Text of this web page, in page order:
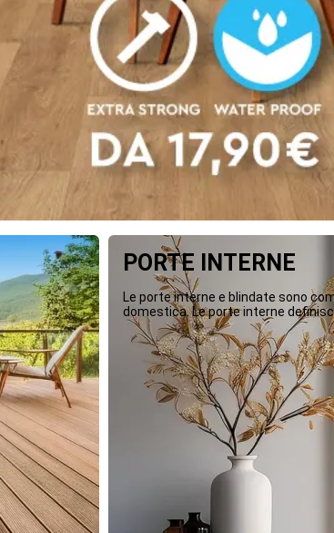
PORTE INTERNE
Le porte interne e blindate sono
domestica. Le porte interne